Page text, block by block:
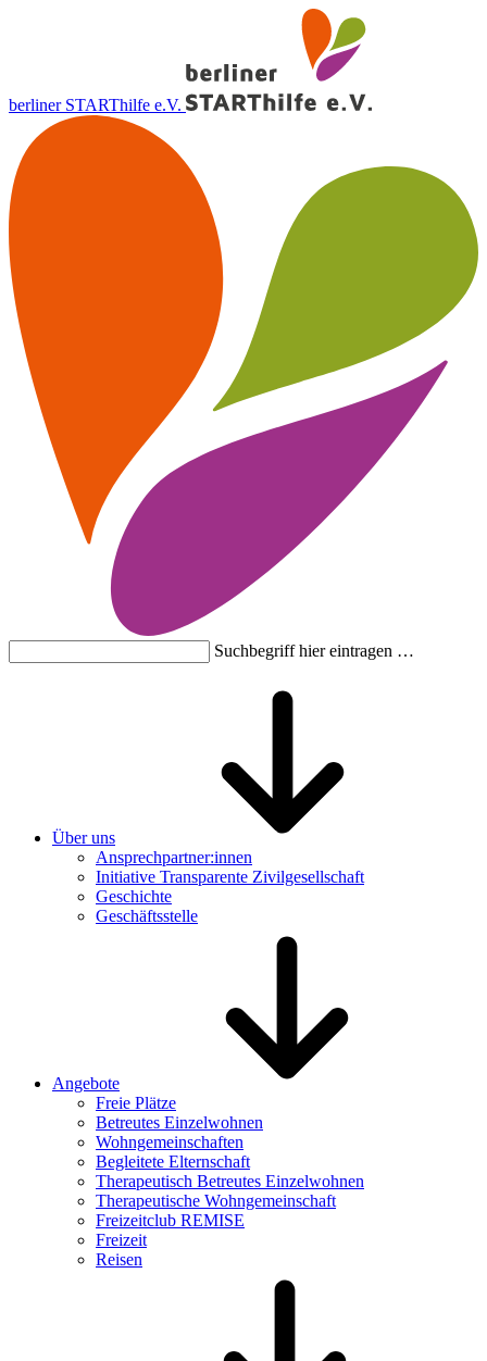
berliner STARThilfe e.V.
Suchbegriff hier eintragen …
Über uns
Ansprechpartner:innen
Initiative Transparente Zivilgesellschaft
Geschichte
Geschäftsstelle
Angebote
Freie Plätze
Betreutes Einzelwohnen
Wohngemeinschaften
Begleitete Elternschaft
Therapeutisch Betreutes Einzelwohnen
Therapeutische Wohngemeinschaft
Freizeitclub REMISE
Freizeit
Reisen